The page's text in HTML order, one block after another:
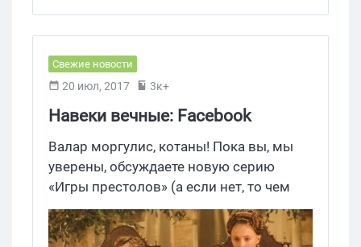
Свежие новости
20 июл, 2017 3к+
Навеки вечные: Facebook
запустил возможность
связывать группы и страницы
Валар моргулис, котаны! Пока вы, мы
уверены, обсуждаете новую серию
«Игры престолов» (а если нет, то чем
можете скрываетесь от потока
спойлеров и инфы на эту тему),